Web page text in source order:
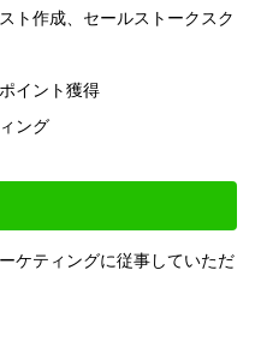
ト作成、セールストークスク
イント獲得
ング
ケティングに従事していただ